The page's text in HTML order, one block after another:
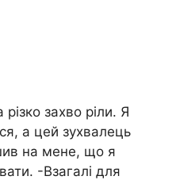
захво ріли. Я
а цей зухвалець
на мене, що я
-Взагалі для